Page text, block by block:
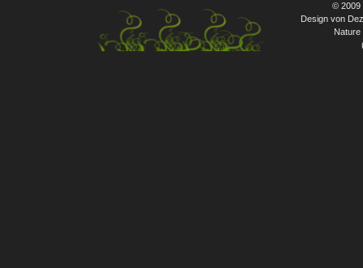
© 2009
Design von
Nature